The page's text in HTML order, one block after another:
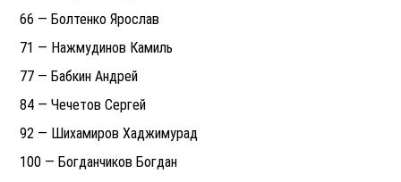
66 — Болтенко Ярослав
71 — Нажмудинов Камиль
77 — Бабкин Андрей
84 — Чечетов Сергей
92 — Шихамиров Хаджимурад
100 — Богданчиков Богдан